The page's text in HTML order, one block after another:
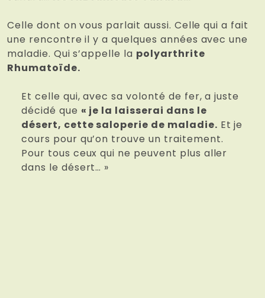
Celle dont on vous parlait aussi. Celle qui a fait
une rencontre il y a quelques années avec une
maladie. Qui s’appelle la polyarthrite
Rhumatoïde.
Et celle qui, avec sa volonté de fer, a juste
décidé que « je la laisserai dans le
désert, cette saloperie de maladie. Et je
cours pour qu’on trouve un traitement.
Pour tous ceux qui ne peuvent plus aller
dans le désert… »